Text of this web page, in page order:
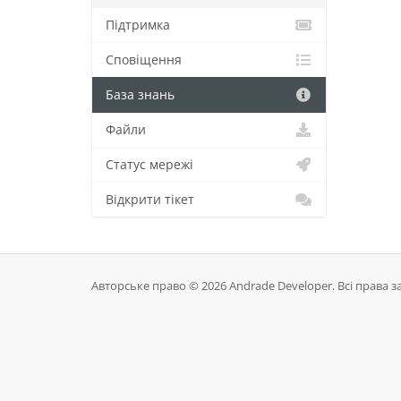
Підтримка
Сповіщення
База знань
Файли
Статус мережі
Відкрити тікет
Авторське право © 2026 Andrade Developer. Всі права